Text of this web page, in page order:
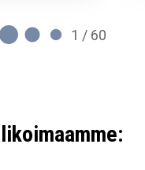
1 / 60